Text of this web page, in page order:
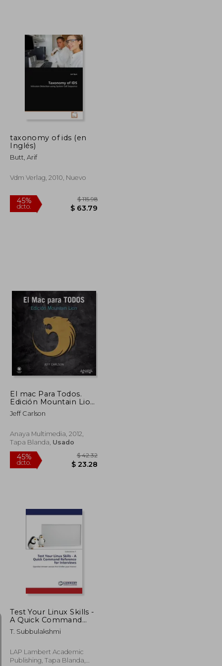
taxonomy of ids (en
Inglés)
Butt, Arif
Vdm Verlag, 2010, Nuevo
$ 19.96
El mac Para Todos.
Edición Mountain Lion
(Títulos Especiales)
Jeff Carlson
Anaya Multimedia, 2012,
Tapa Blanda, Usado
45%
dcto.
Test Your Linux Skills -
A Quick Command
Reference for
Interviews
T. Subbulakshmi
LAP Lambert Academic
Publishing, Tapa Blanda,